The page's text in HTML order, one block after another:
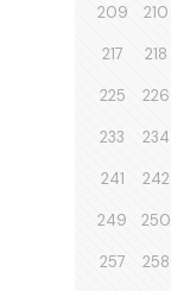
209 210
217 218
225 226
233 234
241 242
249 250
257 258